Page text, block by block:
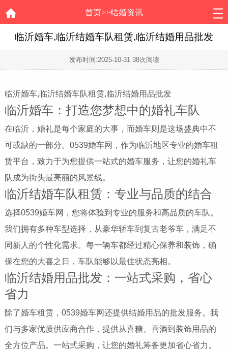
首页>>结婚资讯
临沂婚车,临沂结婚车队租赁,临沂结婚用品批发
发布时间:2025-10-31 38次阅读
临沂婚车,临沂结婚车队租赁,临沂结婚用品批发
临沂婚车：打造您梦想中的婚礼车队
在临沂，婚礼是每个家庭的大事，而婚车则是这场盛典中不
可或缺的一部分。0539婚车网，作为临沂地区专业的婚车租
赁平台，致力于为您提供一站式的婚车服务，让您的婚礼车
队成为街头最亮丽的风景线。
临沂结婚车队租赁：专业与品质的结合
选择0539婚车网，您将体验到专业的服务和高品质的车队。
我们拥有多种车型选择，从豪华轿车到复古老爷车，满足不
同新人的个性化需求。每一辆车都经过精心保养和装饰，确
保在您的大喜之日，车队能够以最佳状态亮相。
临沂结婚用品批发：一站式采购，省心
省力
除了婚车租赁，0539婚车网还提供结婚用品的批发服务。我
们与多家优质供应商合作，提供从喜糖、喜酒到装饰用品的
全方位产品。一站式采购，让您的婚礼筹备更加省心省力。